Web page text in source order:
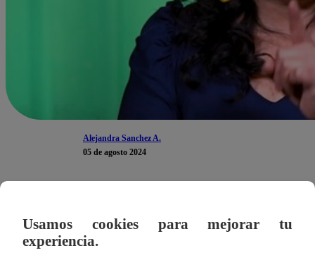
Alejandra Sanchez A.
05 de agosto 2024
conversación
en la que salió a relucir el tema del beso
aseguró el joven.
Usamos cookies para mejorar tu
experiencia.